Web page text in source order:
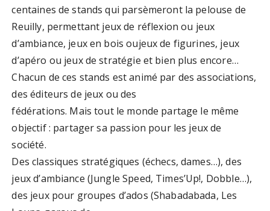
centaines de stands qui parsèmeront la pelouse de
Reuilly, permettant jeux de réflexion ou jeux
d’ambiance, jeux en bois oujeux de figurines, jeux
d’apéro ou jeux de stratégie et bien plus encore…
Chacun de ces stands est animé par des associations,
des éditeurs de jeux ou des
fédérations. Mais tout le monde partage le même
objectif : partager sa passion pour les jeux de
société.
Des classiques stratégiques (échecs, dames…), des
jeux d’ambiance (Jungle Speed, Times’Up!, Dobble…),
des jeux pour groupes d’ados (Shabadabada, Les